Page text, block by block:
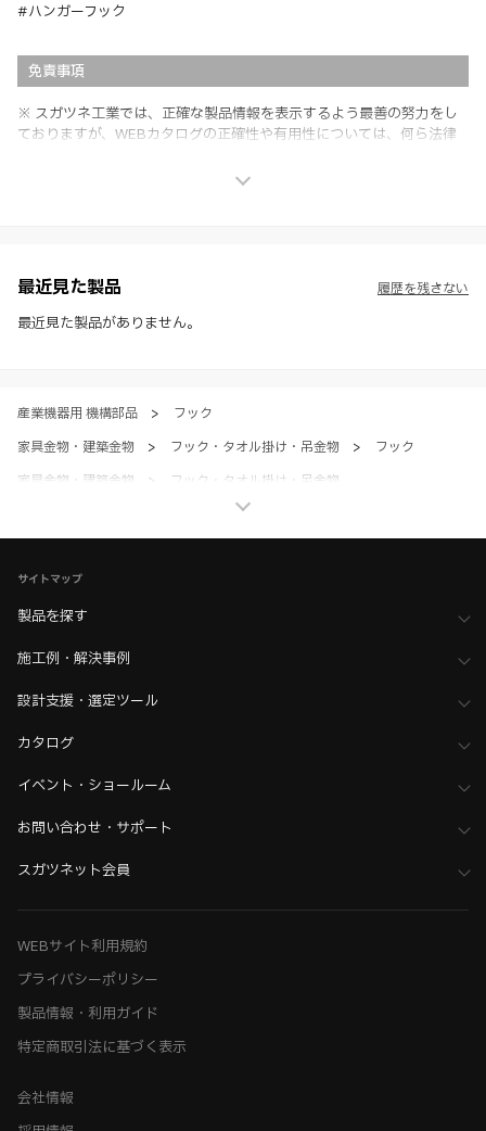
#ハンガーフック
免責事項
※ スガツネ工業では、正確な製品情報を表示するよう最善の努力をし
ておりますが、WEBカタログの正確性や有用性については、何ら法律
社製品の使用ご検討、又は販売促進目的の利用に限ります。
※ 本WEBサイト製品情報のご利用にあたっては、WEBサイト利用規
約、プライバシーポリシー、製品情報ガイドをご確認いただき、内容の
最近見た製品
最近見た製品がありません。
履歴を残さない
産業機器用 機構部品 >
フック
家具金物・建築金物
> フック・タオル掛け・吊金物 >
フック
家具金物・建築金物
>
フック・タオル掛け・吊金物
サイトマップ
製品を探す
施工例・解決事例
設計支援・選定ツール
カタログ
イベント・ショールーム
お問い合わせ・サポート
スガツネット会員
WEBサイト利用規約
プライバシーポリシー
製品情報・利用ガイド
特定商取引法に基づく表示
会社情報